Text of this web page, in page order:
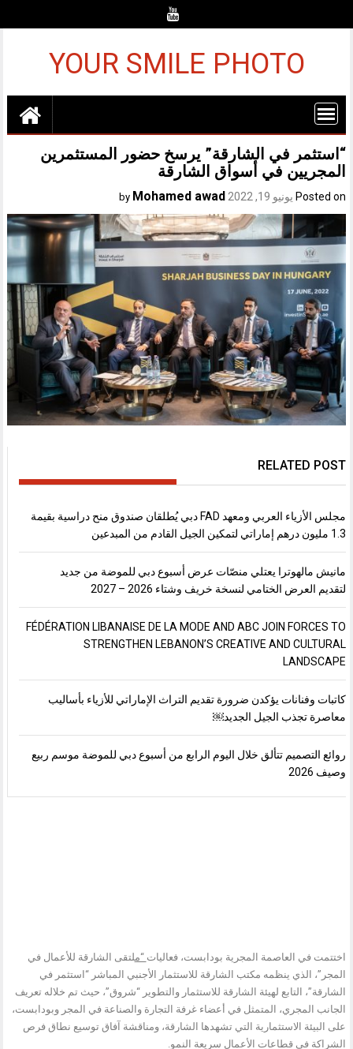
YOUR SMILE PHOTO
“استثمر في الشارقة” يرسخ حضور المستثمرين
المجريين في أسواق الشارقة
Posted on يونيو 19, 2022 Mohamed awad
RELATED POST
مجلس الأزياء العربي ومعهد FAD دبي يُطلقان صندوق منح دراسية بقيمة
1.3 مليون درهم إماراتي لتمكين الجيل القادم من المبدعين
مانيش مالهوترا يعتلي منصّات عرض أسبوع دبي للموضة من جديد
لتقديم العرض الختامي لنسخة خريف وشتاء 2026 – 2027
FÉDÉRATION LIBANAISE DE LA MODE AND ABC JOIN FORCES TO
STRENGTHEN LEBANON’S CREATIVE AND CULTURAL
LANDSCAPE
كاتبات وفنانات يؤكدن ضرورة تقديم التراث الإماراتي للأزياء بأساليب
معاصرة تجذب الجيل الجديد￼
روائع التصميم تتألق خلال اليوم الرابع من أسبوع دبي للموضة موسم ربيع
وصيف 2026
اختتمت في العاصمة المجرية بودابست، فعاليات “ملتقى الشارقة للأعمال في
المجر”، الذي ينظمه مكتب الشارقة للاستثمار الأجنبي المباشر “استثمر في
الشارقة”، التابع لهيئة الشارقة للاستثمار والتطوير “شروق”، حيث تم خلاله تعريف
الجانب المجري، المتمثل في أعضاء غرفة التجارة والصناعة في المجر وبودابست،
على البيئة الاستثمارية التي تشهدها الشارقة، ومناقشة آفاق توسيع نطاق فرص
الشراكة في قطاعات الأعمال سريعة النمو.